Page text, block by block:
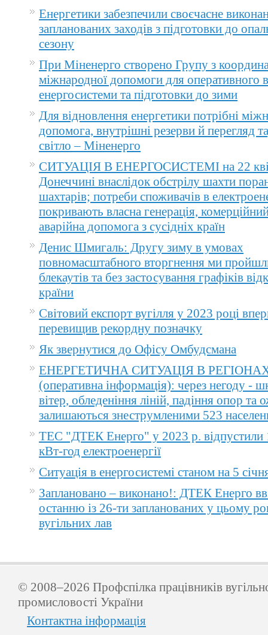
Енергетики забезпечили своєчасне
запланованих заходів з підготовки до
сезону
При Міненерго створено Групу з
міжнародної допомоги для оперативного
енергосистеми та підготовки до зими
Для відновлення енергетики потрібні
допомога, внутрішні резерви й перегляд
світло – Міненерго
СИТУАЦІЯ В ЕНЕРГОСИСТЕМІ на 22
Донеччині внаслідок обстрілу шахти
шахтарів; потреби споживачів в
покривають власна генерація,
аварійна допомога з сусідніх країн
Денис Шмигаль: Другу зиму в умовах
повномасштабного вторгнення ми
блекаутів та без застосування графіків
країни
Світовий експорт вугілля у 2023 році
перевищив рекордну позначку
Як звернутися до Офісу Омбудсмана
ЕНЕРГЕТИЧНА СИТУАЦІЯ В
(оперативна інформація): через негоду -
вітер, обледеніння ліній, падіння опор та
залишаються знеструмленими 523
ТЕС "ДТЕК Енерго" у 2023 р. відпустили
кВт-год електроенергії
Ситуація в енергосистемі станом на 5
Заплановано – виконано!: ДТЕК Енерго
останню із 26-ти запланованих у цьому
вугільних лав
© 2008–2026 Профспілка працівників
промисловості України
Контактна інформація